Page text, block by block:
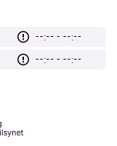
--:-- - --:--
--:-- - --:--